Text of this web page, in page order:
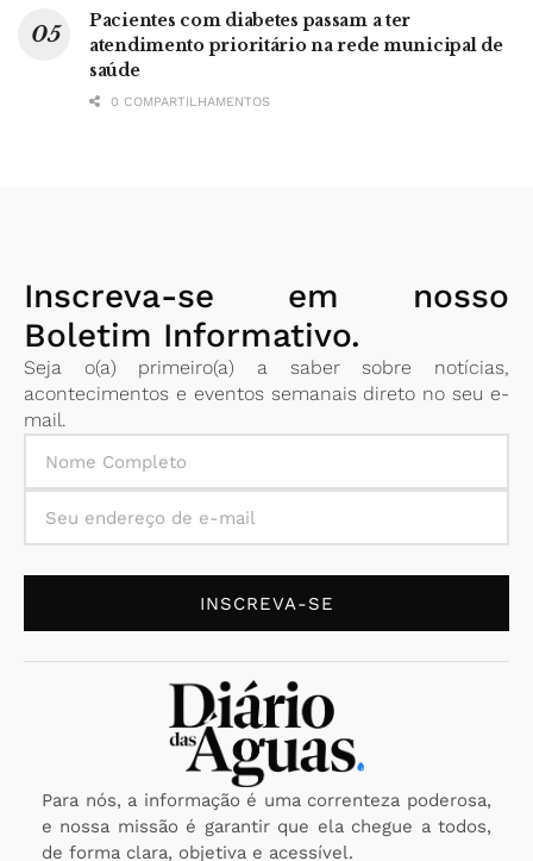
Pacientes com diabetes passam a ter
atendimento prioritário na rede municipal de
saúde
0 COMPARTILHAMENTOS
Inscreva-se em nosso
Boletim Informativo.
Seja o(a) primeiro(a) a saber sobre notícias,
acontecimentos e eventos semanais direto no seu e-
mail.
INSCREVA-SE
Para nós, a informação é uma correnteza poderosa,
e nossa missão é garantir que ela chegue a todos,
de forma clara, objetiva e acessível.